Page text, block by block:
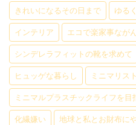
きれいになるその日まで ゆる
インテリア エコで楽家事なが
シンデレラフィットの靴を求めて
ヒュッゲな暮らし ミニマリス
ミニマルプラスチックライフを目
化繊嫌い 地球と私とお財布に